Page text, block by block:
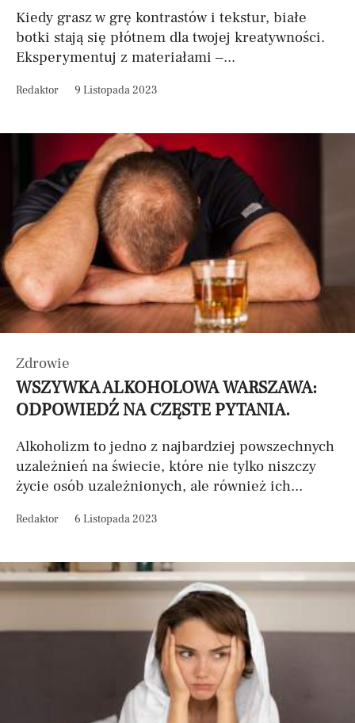
Kiedy grasz w grę kontrastów i tekstur, białe
botki stają się płótnem dla twojej kreatywności.
Eksperymentuj z materiałami –...
Redaktor 9 Listopada 2023
Zdrowie
WSZYWKA ALKOHOLOWA WARSZAWA:
ODPOWIEDŹ NA CZĘSTE PYTANIA.
Alkoholizm to jedno z najbardziej powszechnych
uzależnień na świecie, które nie tylko niszczy
życie osób uzależnionych, ale również ich...
Redaktor 6 Listopada 2023